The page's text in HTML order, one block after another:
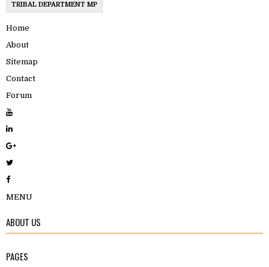
TRIBAL DEPARTMENT MP
Home
About
Sitemap
Contact
Forum
MENU
ABOUT US
PAGES